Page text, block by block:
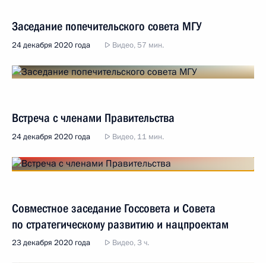
Заседание попечительского совета МГУ
24 декабря 2020 года Видео, 57 мин.
Встреча с членами Правительства
24 декабря 2020 года Видео, 11 мин.
Совместное заседание Госсовета и Совета
по стратегическому развитию и нацпроектам
23 декабря 2020 года Видео, 3 ч.